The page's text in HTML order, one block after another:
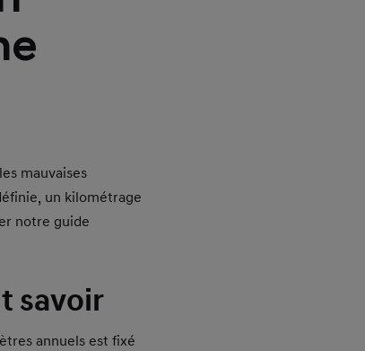
mauvaises
un kilométrage
notre guide
savoir
annuels est fixé